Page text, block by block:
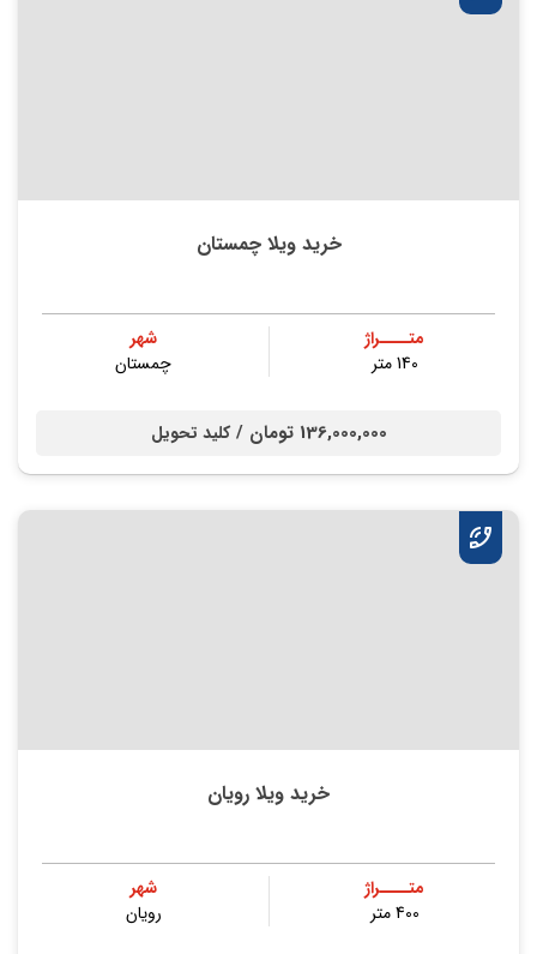
خرید ویلا چمستان
متــــراژ
140 متر
شهر
چمستان
136,000,000 تومان / کلید تحویل
خرید ویلا رویان
متــــراژ
400 متر
شهر
رویان